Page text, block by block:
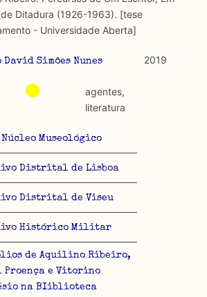
as publicações mais relevantes
que aqui se encontram
liberdade de expressão. Trata-se de
é omnipresente, dado que é
acto de fala.
Constitutiva : são combinadas ambas
em programas de folha de cálculo
Ditadura (1926-1963). [tese
- Universidade Aberta]
David Simões Nunes 2019
Núcleo Museológico
Distrital de Lisboa
Distrital de Viseu
Histórico Militar
de Aquilino Ribeiro,
Proença e Vitorino
na BIiblioteca
agentes,
literatura